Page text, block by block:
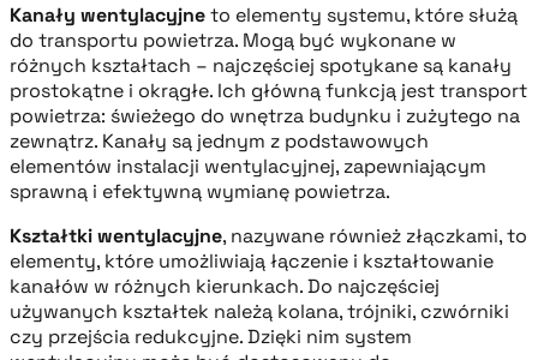
Kanały wentylacyjneto elementy systemu, które służą
do transportu powietrza. Mogą być wykonane w
różnych kształtach – najczęściej spotykane są kanały
prostokątne i okrągłe. Ich główną funkcją jest transport
powietrza: świeżego do wnętrza budynku i zużytego na
zewnątrz. Kanały są jednym z podstawowych
elementów instalacji wentylacyjnej, zapewniającym
sprawną i efektywną wymianę powietrza.
Kształtki wentylacyjne, nazywane również złączkami, to
elementy, które umożliwiają łączenie i kształtowanie
kanałów w różnych kierunkach. Do najczęściej
używanych kształtek należą kolana, trójniki, czwórniki
czy przejścia redukcyjne. Dzięki nim system